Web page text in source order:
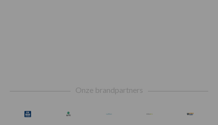
Onze brandpartners